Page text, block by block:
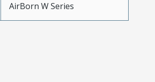
AirBorn W Series